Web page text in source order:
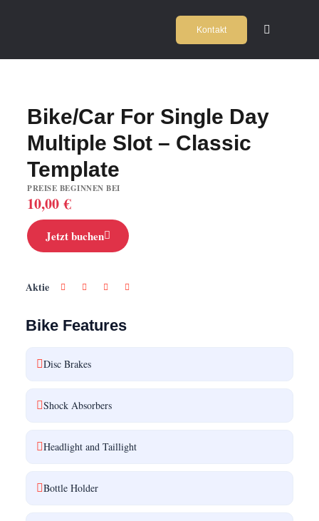
springen
Kontakt
Toggle
Bike/Car For Single Day
Multiple Slot – Classic
Template
PREISE BEGINNEN BEI
10,00€
Jetzt buchen
Aktie
Bike Features
Disc Brakes
Shock Absorbers
Headlight and Taillight
Bottle Holder